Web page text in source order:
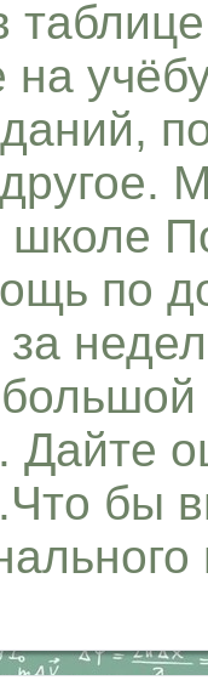
на
по
за
бы